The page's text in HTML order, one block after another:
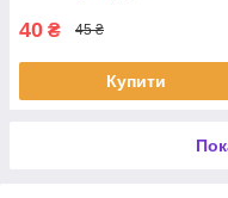
40 ₴ 45 ₴
Купити